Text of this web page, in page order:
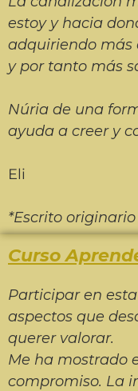
estoy y hacia
adquiriendo más
y por tanto más
Núria de una
ayuda a creer y
Eli
*Escrito
Curso
Participar en
aspectos que
querer valorar.
Me ha mostrado
compromiso. La